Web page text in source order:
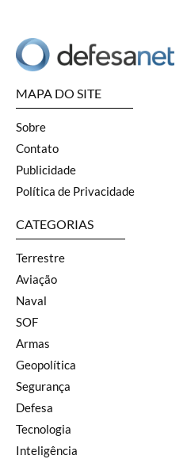
MAPA DO SITE
Sobre
Contato
Publicidade
Política de Privacidade
CATEGORIAS
Terrestre
Aviação
Naval
SOF
Armas
Geopolítica
Segurança
Defesa
Tecnologia
Inteligência